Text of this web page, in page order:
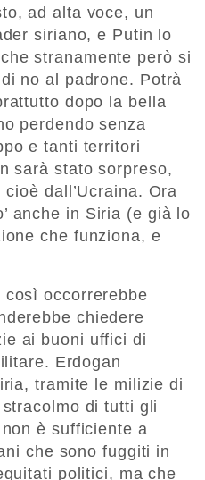
ad alta voce, un
siriano, e Putin lo
stranamente però si
no al padrone. Potrà
dopo la bella
perdendo senza
e tanti territori
sarà stato sorpreso,
dall’Ucraina. Ora
anche in Siria (e già lo
che funziona, e
occorrerebbe
chiedere
ai buoni uffici di
Erdogan
tramite le milizie di
di tutti gli
è sufficiente a
che sono fuggiti in
politici, ma che